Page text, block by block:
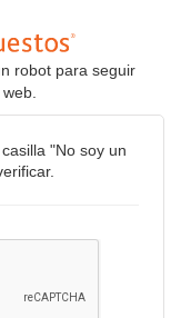
robot para seguir
"No soy un